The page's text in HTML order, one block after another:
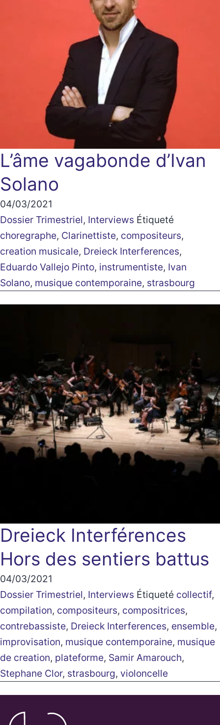
L’âme vagabonde d’Ivan
Solano
04/03/2021
Dossier Trimestriel, Interviews Étiqueté
choregraphe, Clarinettiste, compositeurs,
creation musicale, Dreieck Interferences,
Eduardo Vallejo Pinto, instrumentiste, Ivan
Solano, musique contemporaine, strasbourg
Dreieck Interférences
Hors des sentiers battus
04/03/2021
Dossier Trimestriel, Interviews Étiqueté collectif,
compilation, compositeurs, compositrices,
contrebassiste, Dreieck Interferences, ensemble,
improvisation, musique contemporaine, musique
de creation, plateforme, Samir Amarouch,
Stephane Clor, strasbourg, violoncelle